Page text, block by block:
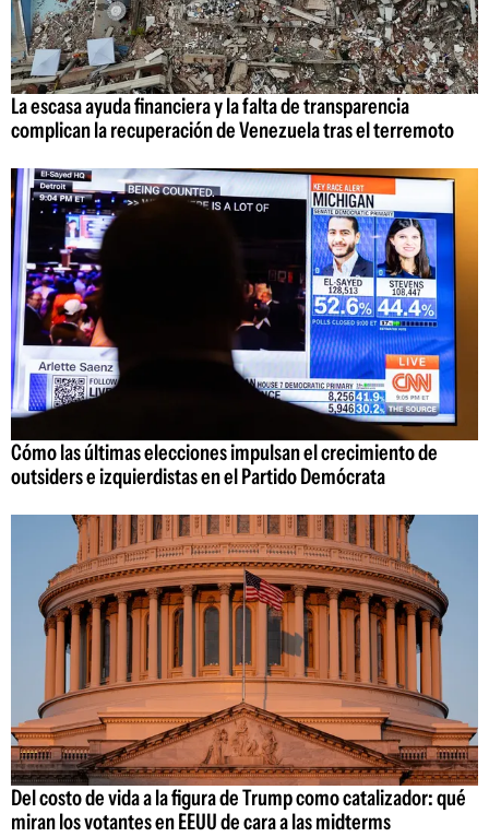
La escasa ayuda financiera y la falta de transparencia
complican la recuperación de Venezuela tras el terremoto
Cómo las últimas elecciones impulsan el crecimiento de
outsiders e izquierdistas en el Partido Demócrata
Del costo de vida a la figura de Trump como catalizador: qué
miran los votantes en EEUU de cara a las midterms